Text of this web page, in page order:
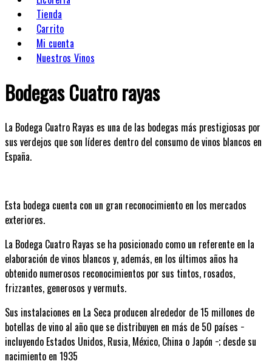
Tienda
Carrito
Mi cuenta
Nuestros Vinos
Bodegas Cuatro rayas
La Bodega Cuatro Rayas es una de las bodegas más prestigiosas por
sus verdejos que son líderes dentro del consumo de vinos blancos en
España.
Esta bodega cuenta con un gran reconocimiento en los mercados
exteriores.
La Bodega Cuatro Rayas se ha posicionado como un referente en la
elaboración de vinos blancos y, además, en los últimos años ha
obtenido numerosos reconocimientos por sus tintos, rosados,
frizzantes, generosos y vermuts.
Sus instalaciones en La Seca producen alrededor de 15 millones de
botellas de vino al año que se distribuyen en más de 50 países −
incluyendo Estados Unidos, Rusia, México, China o Japón −; desde su
nacimiento en 1935